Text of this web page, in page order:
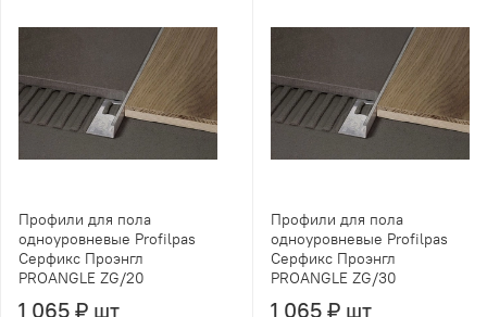
Профили для пола
одноуровневые Profilpas
Серфикс Проэнгл
PROANGLE ZG/20
1 065 ₽ шт
Профили для пола
одноуровневые Profilpas
Серфикс Проэнгл
PROANGLE ZG/30
1 065 ₽ шт